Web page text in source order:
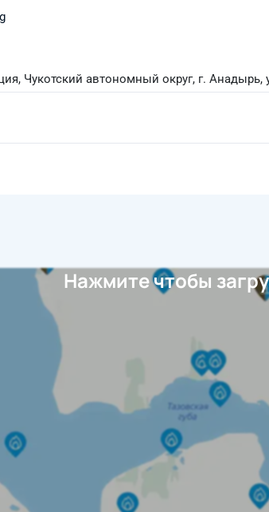
Чукотский автономный округ, г. Анадырь,
Нажмите чтобы